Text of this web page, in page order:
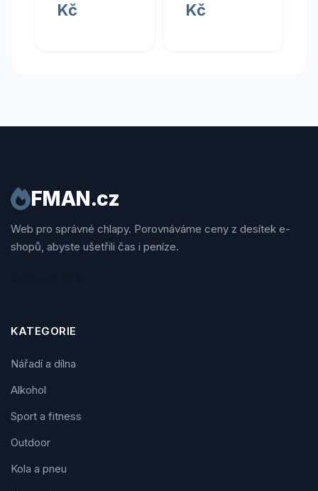
Security 46
Kč
Kč
FMAN.cz
Web pro správné chlapy. Porovnáváme ceny z desítek e-
shopů, abyste ušetřili čas i peníze.
KATEGORIE
Nářadí a dílna
Alkohol
Sport a fitness
Outdoor
Kola a pneu